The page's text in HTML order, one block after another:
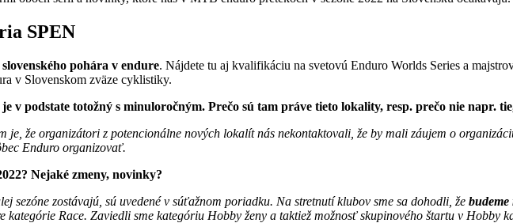
SPEN
pohára v endure. Nájdete tu aj kvalifikáciu na svetovú Enduro Worlds Series a
v Slovenskom zväze cyklistiky.
v podstate totožný s minuloročným. Prečo sú tam práve tieto lokality, resp. prečo nie napr.
je, že organizátori z potencionálne nových lokalít nás nekontaktovali, že by mali záujem o
Enduro organizovať.
Nejaké zmeny, novinky?
sezóne zostávajú, sú uvedené v súťažnom poriadku. Na stretnutí klubov sme sa dohodli, že
kategórie Race. Zaviedli sme kategóriu Hobby ženy a taktiež možnosť skupinového štartu v Hobby